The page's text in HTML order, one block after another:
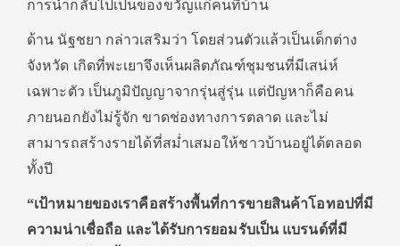
การนำกลับไปเป็นของขวัญแก่คนที่บ้าน
ด้าน นัฐชยา กล่าวเสริมว่า โดยส่วนตัวแล้วเป็นเด็กต่าง
จังหวัด เกิดที่พะเยาจึงเห็นผลิตภัณฑ์ชุมชนที่มีเสน่ห์
เฉพาะตัว เป็นภูมิปัญญาจากรุ่นสู่รุ่น แต่ปัญหาก็คือคน
ภายนอกยังไม่รู้จัก ขาดช่องทางการตลาด และไม่
สามารถสร้างรายได้ที่สม่ำเสมอให้ชาวบ้านอยู่ได้ตลอด
ทั้งปี
“เป้าหมายของเราคือสร้างพื้นที่การขายสินค้าโอทอปที่มี
ความน่าเชื่อถือ และได้รับการยอมรับเป็น แบรนด์ที่มี